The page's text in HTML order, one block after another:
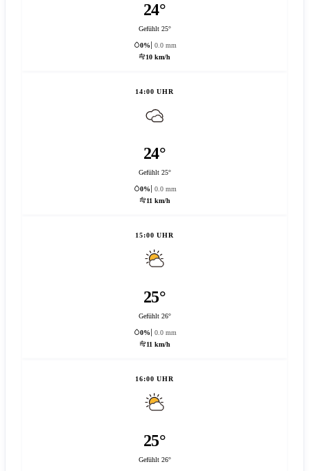
24°
Gefühlt 25°
0%
0.0 mm
10 km/h
14:00 UHR
24°
Gefühlt 25°
0%
0.0 mm
11 km/h
15:00 UHR
25°
Gefühlt 26°
0%
0.0 mm
11 km/h
16:00 UHR
25°
Gefühlt 26°